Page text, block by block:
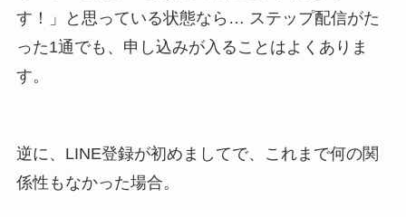
す！」と思っている状態なら… ステップ配信がた
った1通でも、申し込みが入ることはよくありま
す。
逆に、LINE登録が初めましてで、これまで何の関
係性もなかった場合。